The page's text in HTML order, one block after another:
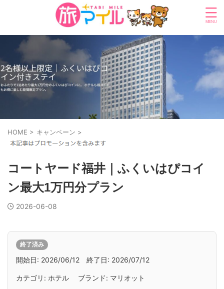
HOME > キャンペーン >
コートヤード福井｜ふくいはぴコイ
ン最大1万円分プラン
2026-06-08
終了済み
開始日: 2026/06/12 終了日: 2026/07/12
カテゴリ: ホテル ブランド: マリオット